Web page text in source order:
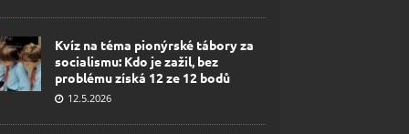
Kvíz na téma pionýrské tábory za
socialismu: Kdo je zažil, bez
problému získá 12 ze 12 bodů
12.5.2026